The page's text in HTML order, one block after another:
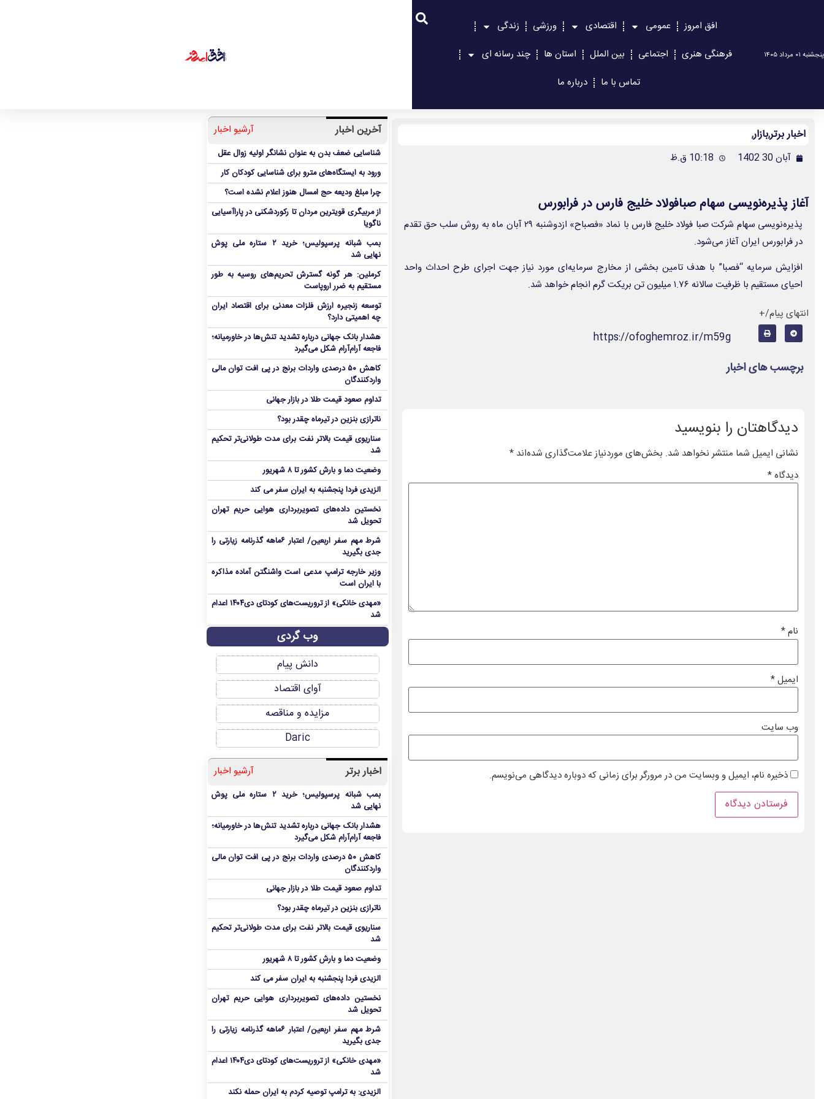
پنجشنبه ۰۱ مرداد ۱۴۰۵
افق امروز عمومی اقتصادی ورزشی
زندگی
فرهنگی هنری
اجتماعی بین الملل استان ها
چند رسانه ای
تماس با ما
درباره ما
اخبار برتر,بازار,
آبان 30 1402 10:18 ق.ظ
آغاز پذیره‌نویسی سهام صبافولاد خلیج فارس در فرابورس
پذیره‌نویسی سهام شرکت صبا فولاد خلیج فارس با نماد «فصباح» ازدوشنبه ۲۹ آبان ماه به روش سلب حق تقدم
در فرابورس ایران آغاز می‌شود.
افزایش سرمایه “فصبا” با هدف تامین بخشی از مخارج سرمایه‌ای مورد نیاز جهت اجرای طرح احداث واحد
احیای مستقیم با ظرفیت سالانه ۱.۷۶ میلیون تن بریکت گرم انجام خواهد شد.
انتهای پیام/+
https://ofoghemroz.ir/m59g
برچسب های اخبار
دیدگاهتان را بنویسید
نشانی ایمیل شما منتشر نخواهد شد. بخش‌های موردنیاز علامت‌گذاری شده‌اند*
دیدگاه*
نام*
ایمیل*
وب‌ سایت
ذخیره نام، ایمیل و وبسایت من در مرورگر برای زمانی که دوباره دیدگاهی می‌نویسم.
آخرین اخبار آرشیو اخبار
شناسایی ضعف بدن به عنوان نشانگر اولیه زوال عقل
ورود به ایستگاه‌های مترو برای شناسایی کودکان کار
چرا مبلغ ودیعه حج امسال هنوز اعلام نشده است؟
از مربیگری قویترین مردان تا رکوردشکنی در پاراآسیایی
ناگویا
بمب شبانه پرسپولیس؛ خرید ۲ ستاره ملی پوش
نهایی شد
کرملین: هر گونه گسترش تحریم‌های روسیه به طور
مستقیم به ضرر اروپاست
توسعه زنجیره ارزش فلزات معدنی برای اقتصاد ایران
چه اهمیتی دارد؟
هشدار بانک جهانی درباره تشدید تنش‌ها در خاورمیانه؛
فاجعه آرام‌آرام شکل می‌گیرد
کاهش ۵۰ درصدی واردات برنج در پی افت توان مالی
واردکنندگان
تداوم صعود قیمت طلا در بازار جهانی
ناترازی بنزین در تیرماه چقدر بود؟
سناریوی قیمت بالاتر نفت برای مدت طولانی‌تر تحکیم
شد
وضعیت دما و بارش کشور تا ۸ شهریور
الزیدی فردا پنجشنبه به ایران سفر می کند
نخستین داده‌های تصویربرداری هوایی حریم تهران
تحویل شد
شرط مهم سفر اربعین/ اعتبار ۶ماهه گذرنامه زیارتی را
جدی بگیرید
وزیر خارجه ترامپ مدعی است واشنگتن آماده مذاکره
با ایران است
«مهدی خانکی» از تروریست‌های کودتای دی۱۴۰۴ اعدام
شد
وب گردی
دانش پیام
آوای اقتصاد
مزایده و مناقصه
Daric
اخبار برتر آرشیو اخبار
بمب شبانه پرسپولیس؛ خرید ۲ ستاره ملی پوش
نهایی شد
هشدار بانک جهانی درباره تشدید تنش‌ها در خاورمیانه؛
فاجعه آرام‌آرام شکل می‌گیرد
کاهش ۵۰ درصدی واردات برنج در پی افت توان مالی
واردکنندگان
تداوم صعود قیمت طلا در بازار جهانی
ناترازی بنزین در تیرماه چقدر بود؟
سناریوی قیمت بالاتر نفت برای مدت طولانی‌تر تحکیم
شد
وضعیت دما و بارش کشور تا ۸ شهریور
الزیدی فردا پنجشنبه به ایران سفر می کند
نخستین داده‌های تصویربرداری هوایی حریم تهران
تحویل شد
شرط مهم سفر اربعین/ اعتبار ۶ماهه گذرنامه زیارتی را
جدی بگیرید
«مهدی خانکی» از تروریست‌های کودتای دی۱۴۰۴ اعدام
شد
الزیدی: به ترامپ توصیه کردم به ایران حمله نکند